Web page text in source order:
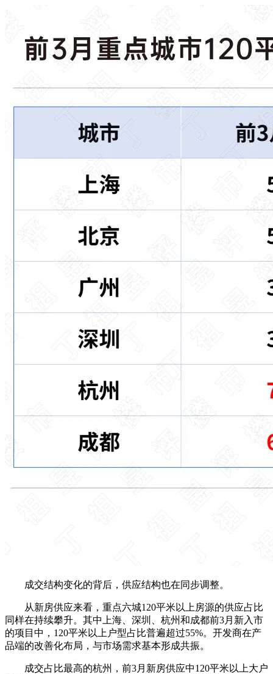
成交结构变化的背后，供应结构也在同步调整。
从新房供应来看，重点六城120平米以上房源的供应占比
同样在持续攀升。其中上海、深圳、杭州和成都前3月新入市
的项目中，120平米以上户型占比普遍超过55%。开发商在产
品端的改善化布局，与市场需求基本形成共振。
成交占比最高的杭州，前3月新房供应中120平米以上大户